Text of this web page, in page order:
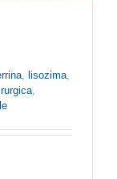
lisozima